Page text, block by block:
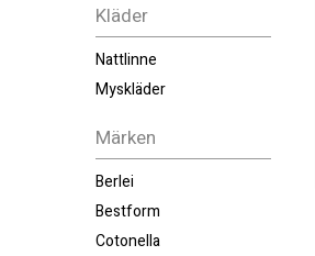
Kläder
Nattlinne
Myskläder
Märken
Berlei
Bestform
Cotonella